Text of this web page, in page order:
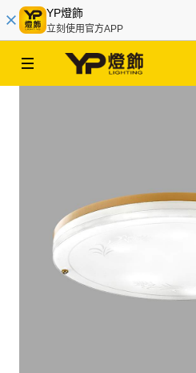
YP燈飾
立刻使用官方APP